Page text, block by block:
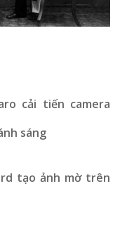
cải tiến camera
sáng
tạo ảnh mờ trên